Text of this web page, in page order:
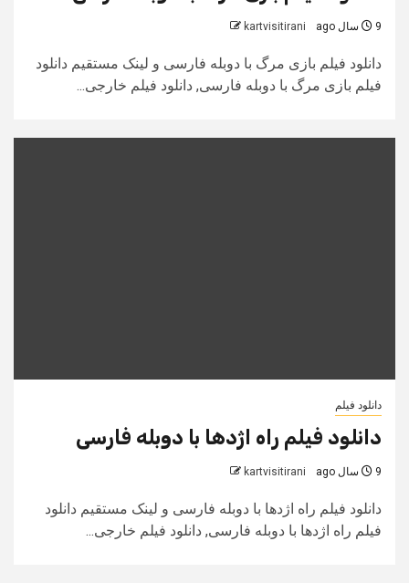
9 سال ago kartvisitirani
دانلود فیلم بازی مرگ با دوبله فارسی و لینک مستقیم دانلود
فیلم بازی مرگ با دوبله فارسی, دانلود فیلم خارجی...
دانلود فیلم
دانلود فیلم راه اژدها با دوبله فارسی
9 سال ago kartvisitirani
دانلود فیلم راه اژدها با دوبله فارسی و لینک مستقیم دانلود
فیلم راه اژدها با دوبله فارسی, دانلود فیلم خارجی...